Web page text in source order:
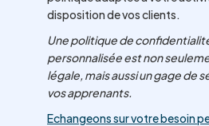
disposition de vos clients.
Une politique de
personnalisée est non
légale, mais aussi un gage de
vos apprenants.
Echangeons sur votre besoin